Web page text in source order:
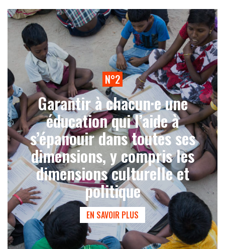
N°2
Garantir à chacun·e une
éducation qui l’aide à
s’épanouir dans toutes ses
dimensions, y compris les
dimensions culturelle et
politique
EN SAVOIR PLUS